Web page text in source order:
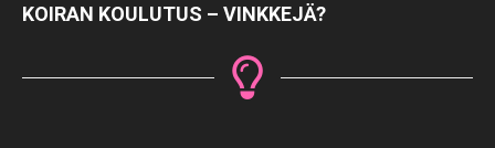
KOIRAN KOULUTUS – VINKKEJÄ?